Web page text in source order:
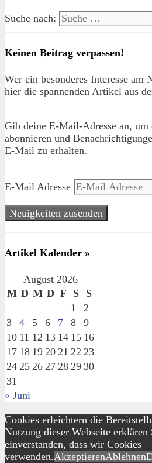
Suche nach:
Keinen Beitrag verpassen!
Wer ein besonderes Interesse am
hier die spannenden Artikel aus
Gib deine E-Mail-Adresse an, um
abonnieren und
E-Mail zu erhalten.
E-Mail Adresse
Neuigkeiten zusenden
Artikel Kalender »
August 2026
M D M D F S
S
1
2
3
4 5 6 7 8
9
10 11 12 13 14 15 16
17 18 19 20 21 22 23
24 25 26 27 28 29 30
31
« Juni
Cookies erleichtern die
Nutzung dieser Webseite
einverstanden, dass wir Cookies
verwenden.AkzeptierenAblehnen